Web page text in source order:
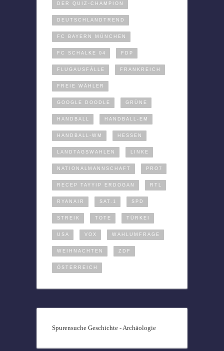
DER QUIZ-CHAMPION
DEUTSCHLANDTREND
FC BAYERN MÜNCHEN
FC SCHALKE 04 FDP
FLUGAUSFÄLLE FRANKREICH
FREIE WÄHLER
GOOGLE DOODLE GRÜNE
HANDBALL HANDBALL-EM
HANDBALL-WM HESSEN
LANDTAGSWAHLEN LINKE
NATIONALMANNSCHAFT PRO7
RECEP TAYYIP ERDOGAN RTL
RYANAIR SAT.1 SPD
STREIK TOTE TÜRKEI
USA VOX WAHLUMFRAGE
WEIHNACHTEN ZDF
ÖSTERREICH
Spurensuche Geschichte - Archäologie